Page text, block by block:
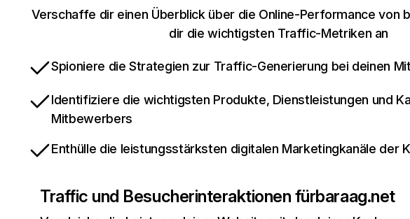
Verschaffe dir einen Überblick über die Online-Performance von
dir die wichtigsten Traffic-Metriken an
Spioniere die Strategien zur Traffic-Generierung bei deinen
Identifiziere die wichtigsten Produkte, Dienstleistungen und
Mitbewerbers
Enthülle die leistungsstärksten digitalen Marketingkanäle der
Traffic und Besucherinteraktionen fürbaraag.net